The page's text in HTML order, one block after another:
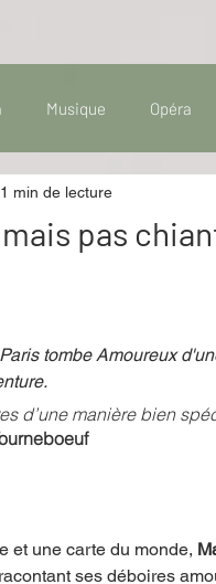
Musique Opéra
Fooding - Restaurant
pas
1 min de lecture
tombe Amoureux
d’une manière bien
et une carte du monde,
ses déboires